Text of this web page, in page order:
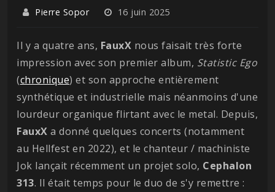
Pierre Sopor 16 juin 2025
Il y a quatre ans, FauxX nous faisait très forte
impression avec son premier album, Statistic Ego
(chronique) et son approche entièrement
synthétique et industrielle mais néanmoins d'une
lourdeur organique flirtant avec le metal. Depuis,
FauxX a donné quelques concerts (notamment
au Hellfest en 2022), et le chanteur / machiniste
Jok lançait récemment un projet solo, Cephalon
313. Il était temps pour le duo de s'y remettre :